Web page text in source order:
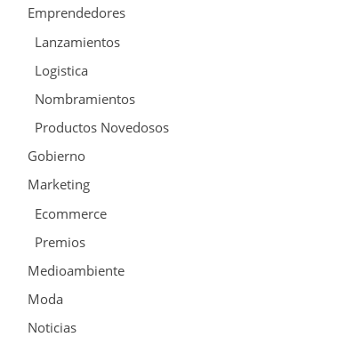
Emprendedores
Lanzamientos
Logistica
Nombramientos
Productos Novedosos
Gobierno
Marketing
Ecommerce
Premios
Medioambiente
Moda
Noticias